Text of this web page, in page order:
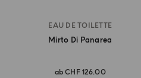
EAU DE TOILETTE
Mirto Di Panarea
abCHF 126.00